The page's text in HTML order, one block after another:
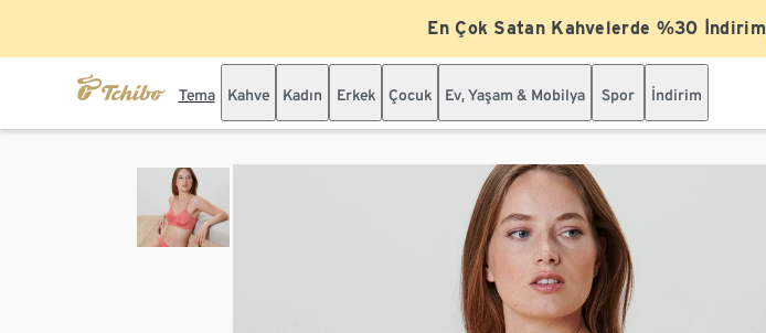
En Çok Satan Kahvelerde %30 İndirim
Tema Kahve Kadın Erkek Çocuk Ev, Yaşam & Mobilya Spor İndirim